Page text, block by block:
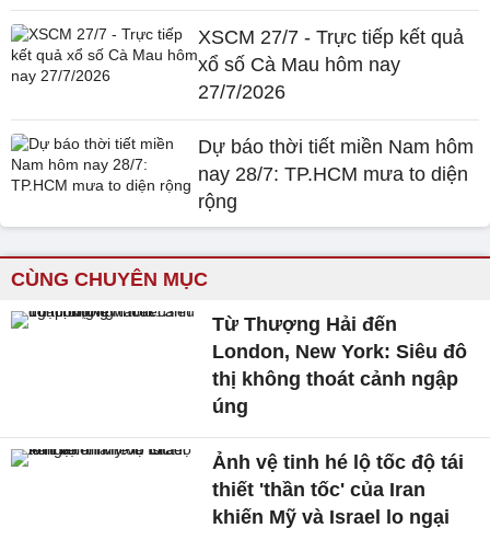
XSCM 27/7 - Trực tiếp kết quả
xổ số Cà Mau hôm nay
27/7/2026
Dự báo thời tiết miền Nam hôm
nay 28/7: TP.HCM mưa to diện
rộng
CÙNG CHUYÊN MỤC
Từ Thượng Hải đến
London, New York: Siêu đô
thị không thoát cảnh ngập
úng
Ảnh vệ tinh hé lộ tốc độ tái
thiết 'thần tốc' của Iran
khiến Mỹ và Israel lo ngại